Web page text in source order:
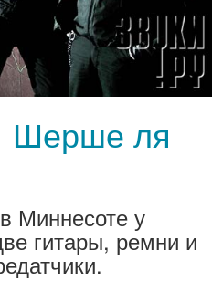
Шерше ля
Миннесоте у
гитары, ремни и